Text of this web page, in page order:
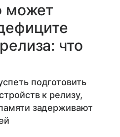
может
что
подготовить
к релизу,
задерживают